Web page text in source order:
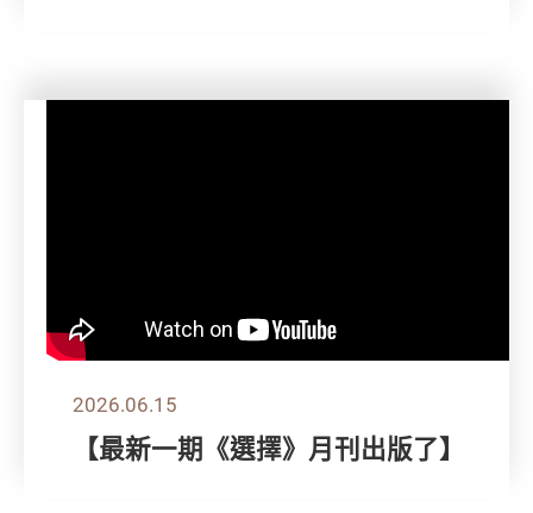
2026.06.15
【最新一期《選擇》月刊出版了】